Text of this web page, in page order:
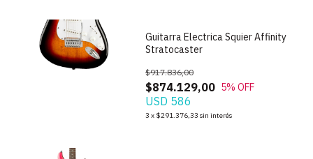
Guitarra Electrica Squier Affinity
Stratocaster
$874.129,00
$917.836,00
5% OFF
USD 586
3 x $291.376,33 sin interés